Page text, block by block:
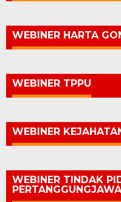
WEBINER HARTA
WEBINER TPPU
WEBINER
WEBINER TINDAK